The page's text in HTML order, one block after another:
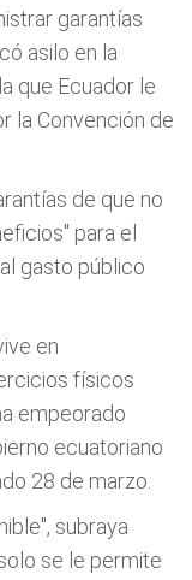
garantías
asilo en la
que Ecuador le
la Convención de
de que no
para el
gasto público
en
físicos
empeorado
ecuatoriano
28 de marzo.
subraya
se le permite